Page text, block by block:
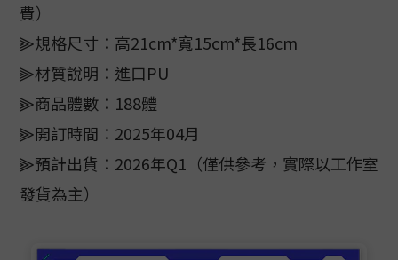
費）
⫸規格尺寸：高21cm*寬15cm*長16cm
⫸材質說明：進口PU
⫸商品體數：188體
⫸開訂時間：2025年04月
⫸預計出貨：2026年Q1（僅供參考，實際以工作室
發貨為主）